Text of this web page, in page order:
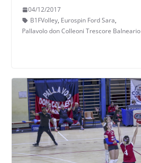
04/12/2017
B1FVolley, Eurospin Ford Sara,
Pallavolo don Colleoni Trescore Balneario